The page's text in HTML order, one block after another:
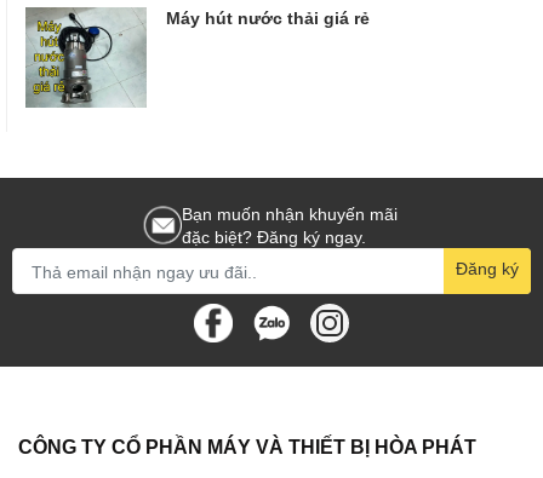
Máy hút nước thải giá rẻ
Bạn muốn nhận khuyến mãi
đặc biệt? Đăng ký ngay.
Đăng ký
CÔNG TY CỔ PHẦN MÁY VÀ THIẾT BỊ HÒA PHÁT